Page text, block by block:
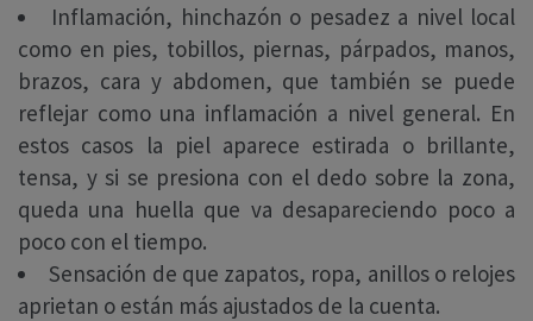
Inflamación, hinchazón o pesadez a nivel local
como en pies, tobillos, piernas, párpados, manos,
brazos, cara y abdomen, que también se puede
reflejar como una inflamación a nivel general. En
estos casos la piel aparece estirada o brillante,
tensa, y si se presiona con el dedo sobre la zona,
queda una huella que va desapareciendo poco a
poco con el tiempo.
Sensación de que zapatos, ropa, anillos o relojes
aprietan o están más ajustados de la cuenta.